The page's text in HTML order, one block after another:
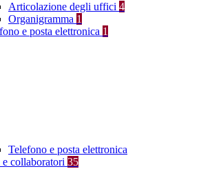
Articolazione degli uffici 4
Organigramma 1
e posta elettronica 1
Telefono e posta elettronica
collaboratori 35